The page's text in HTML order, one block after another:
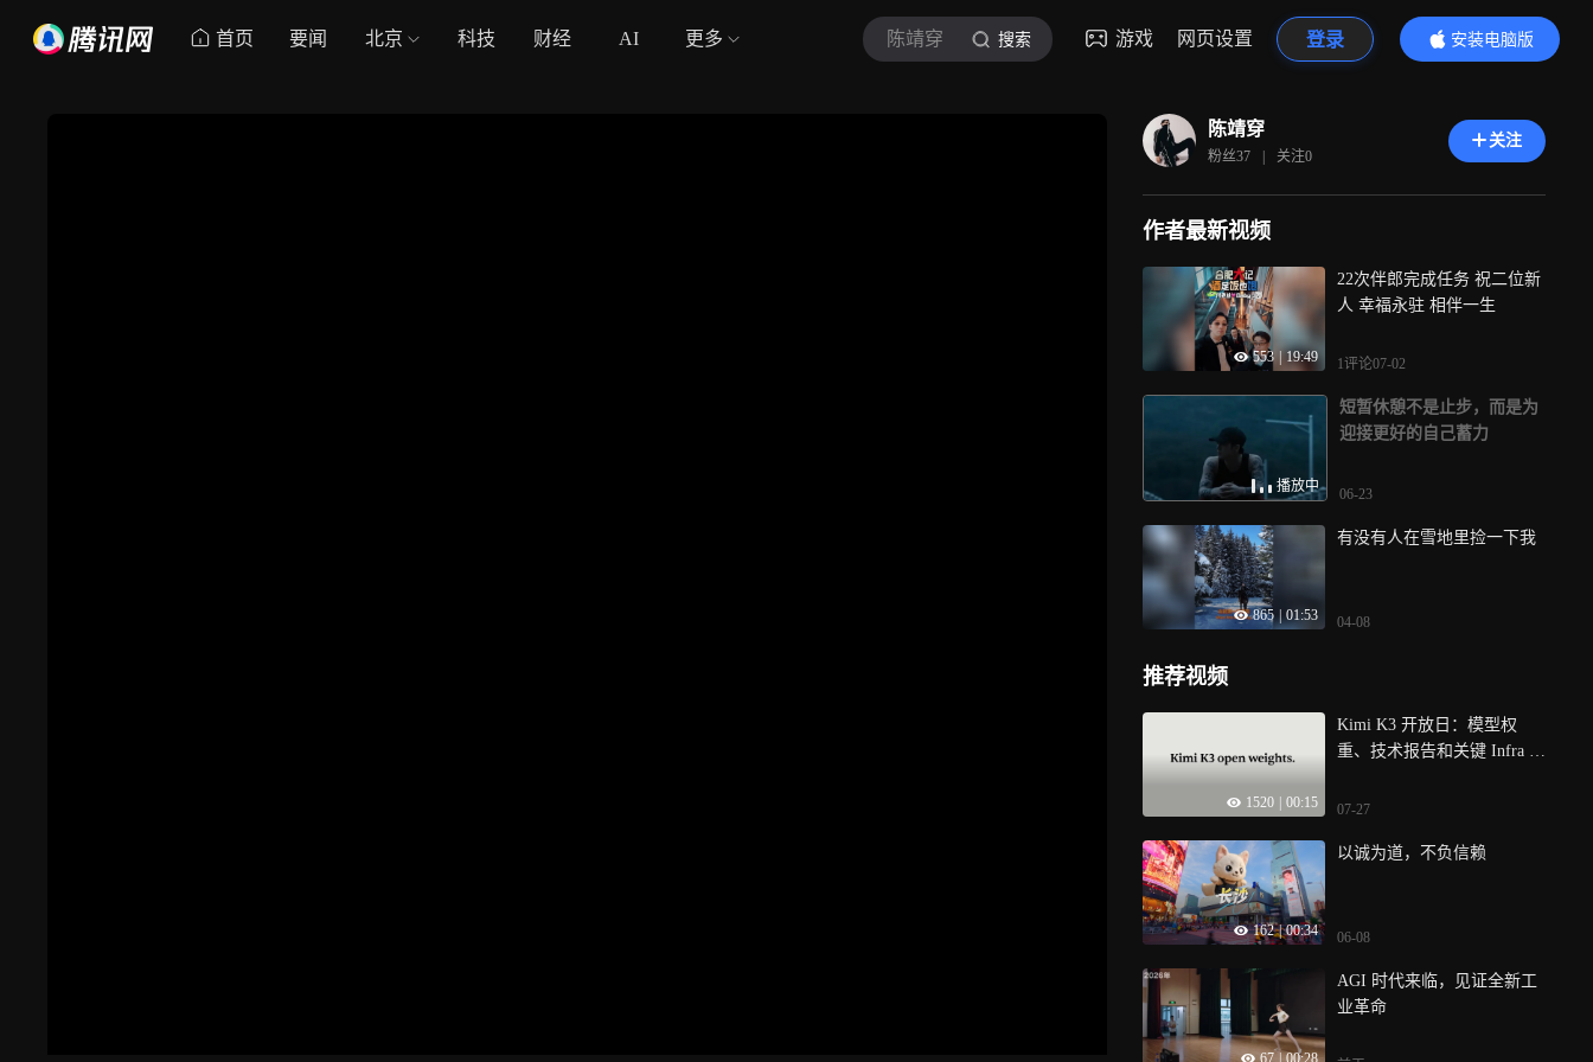
首页 要闻 北京 科技 财经 AI 更多 陈靖穿 搜索 游戏 网页设置 登录
安装电脑版
内容更精彩
陈靖穿
粉丝37 | 关注0
关注
作者最新视频
553 19:49
22次伴郎完成任务 祝二位新
人 幸福永驻 相伴一生
1评论07-02
播放中
短暂休憩不是止步，而是为
迎接更好的自己蓄力
06-23
865 01:53
有没有人在雪地里捡一下我
04-08
推荐视频
1520 00:15
Kimi K3 开放日：模型权
重、技术报告和关键 Infra 技
07-27
162 | 00:34
以诚为道，不负信赖
06-08
67 00:28
AGI 时代来临，见证全新工
业革命